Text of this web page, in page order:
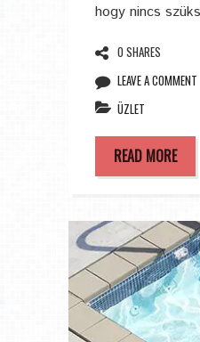
hogy nincs
0 SHARES
LEAVE A COMMENT
ÜZLET
READ MORE